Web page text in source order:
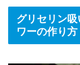
グリセリン
ワーの作り方